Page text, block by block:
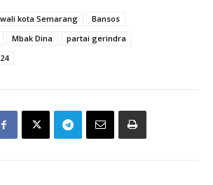
kota Semarang
Bansos
Mbak Dina
partai gerindra